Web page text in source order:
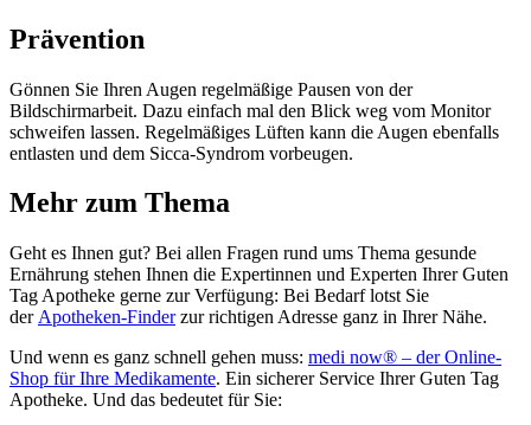
Prävention
Gönnen Sie Ihren Augen regelmäßige Pausen von der
Bildschirmarbeit. Dazu einfach mal den Blick weg vom Monitor
schweifen lassen. Regelmäßiges Lüften kann die Augen ebenfalls
entlasten und dem Sicca-Syndrom vorbeugen.
Mehr zum Thema
Geht es Ihnen gut? Bei allen Fragen rund ums Thema gesunde
Ernährung stehen Ihnen die Expertinnen und Experten Ihrer Guten
Tag Apotheke gerne zur Verfügung: Bei Bedarf lotst Sie
der Apotheken-Finderzur richtigen Adresse ganz in Ihrer Nähe.
Und wenn es ganz schnell gehen muss: medi now® – der Online-
Shop für Ihre Medikamente. Ein sicherer Service Ihrer Guten Tag
Apotheke. Und das bedeutet für Sie: